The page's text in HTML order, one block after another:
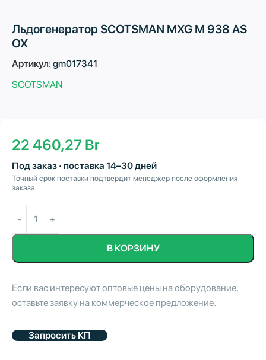
Льдогенератор SCOTSMAN MXG M 938 AS
OX
Артикул:gm017341
SCOTSMAN
22 460,27 Br
Под заказ · поставка 14–30 дней
Точный срок поставки подтвердит менеджер после оформления
заказа
В КОРЗИНУ
Если вас интересуют оптовые цены на оборудование,
оставьте заявку на коммерческое предложение.
Запросить КП